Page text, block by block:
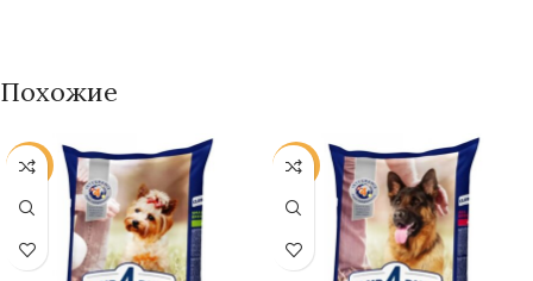
Похожие
-20% -20%